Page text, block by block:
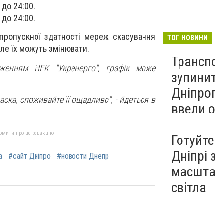
до 24:00.
до 24:00.
здатності мереж скасування
їх можуть змінювати.
НЕК "Укренерго", графік може
споживайте її ощадливо",- йдеться в
про це редакцію
#сайт Дніпро
#новости Днепр
ТОП НОВИНИ
ввели
Дніпрі
світла